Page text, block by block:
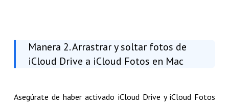
Manera 2. Arrastrar y soltar fotos de
iCloud Drive a iCloud Fotos en Mac
Asegúrate de haber activado iCloud Drive y iCloud Fotos